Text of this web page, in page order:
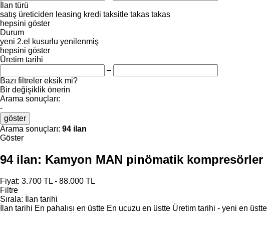
İlan türü
satış üreticiden leasing kredi taksitle takas takas
hepsini göster
Durum
yeni 2.el kusurlu yenilenmiş
hepsini göster
Üretim tarihi
–
Bazı filtreler eksik mi?
Bir değişiklik önerin
Arama sonuçları:
-
göster
Arama sonuçları: 94 ilan
Göster
94 ilan: Kamyon MAN pinömatik kompresörler
Fiyat: 3.700 TL - 88.000 TL
Filtre
Sırala:
İlan tarihi
İlan tarihi En pahalısı en üstte En ucuzu en üstte Üretim tarihi - yeni en üstte